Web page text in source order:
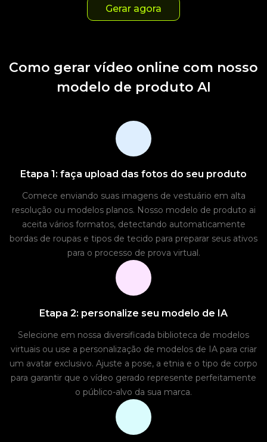
Gerar agora
Como gerar vídeo online com nosso
modelo de produto AI
Etapa 1: faça upload das fotos do seu produto
Comece enviando suas imagens de vestuário em alta
resolução ou modelos planos. Nosso modelo de produto ai
aceita vários formatos, detectando automaticamente
bordas de roupas e tipos de tecido para preparar seus ativos
para o processo de prova virtual.
Etapa 2: personalize seu modelo de IA
Selecione em nossa diversificada biblioteca de modelos
virtuais ou use a personalização de modelos de IA para criar
um avatar exclusivo. Ajuste a pose, a etnia e o tipo de corpo
para garantir que o vídeo gerado represente perfeitamente
o público-alvo da sua marca.